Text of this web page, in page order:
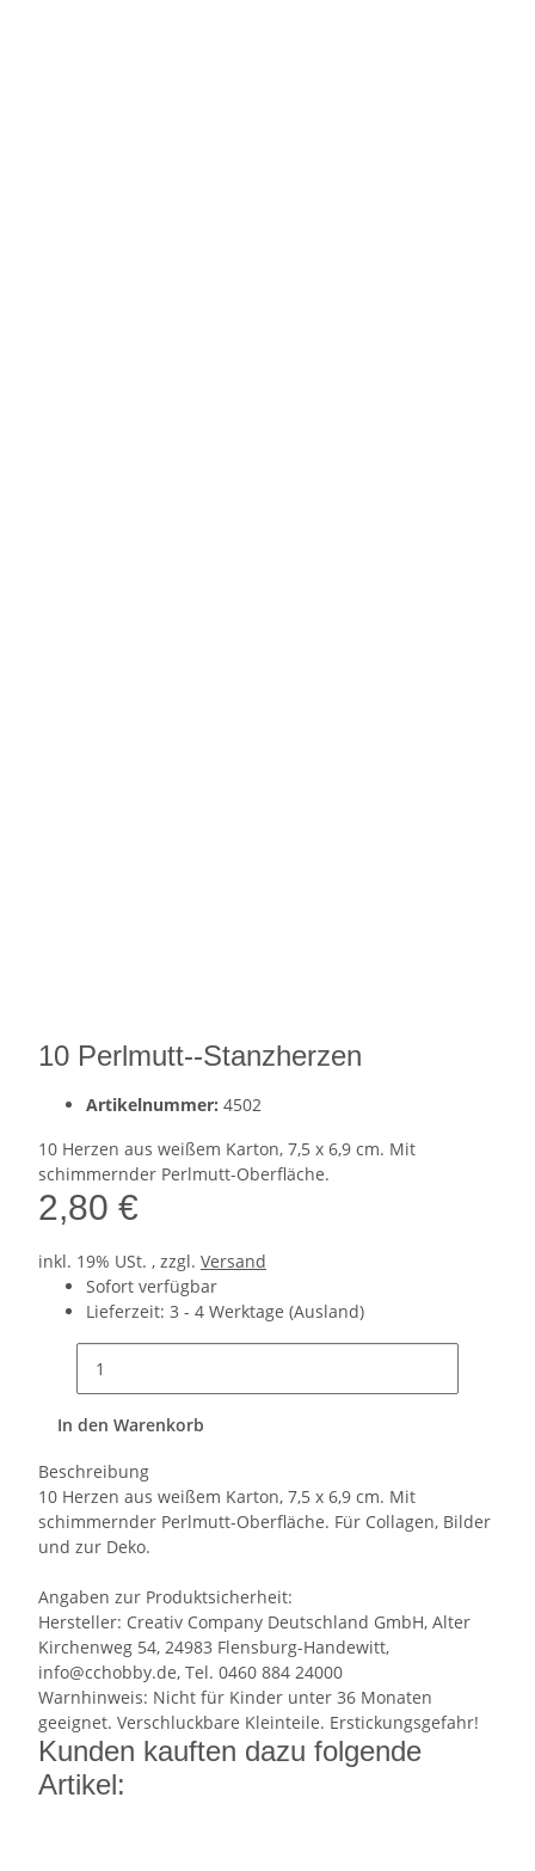
10 Perlmutt--Stanzherzen
Artikelnummer: 4502
10 Herzen aus weißem Karton, 7,5 x 6,9 cm. Mit
schimmernder Perlmutt-Oberfläche.
2,80 €
inkl. 19% USt. , zzgl. Versand
Sofort verfügbar
Lieferzeit: 3 - 4 Werktage (Ausland)
In den Warenkorb
Beschreibung
10 Herzen aus weißem Karton, 7,5 x 6,9 cm. Mit
schimmernder Perlmutt-Oberfläche. Für Collagen, Bilder
und zur Deko.
Angaben zur Produktsicherheit:
Hersteller: Creativ Company Deutschland GmbH, Alter
Kirchenweg 54, 24983 Flensburg-Handewitt,
info@cchobby.de, Tel. 0460 884 24000
Warnhinweis: Nicht für Kinder unter 36 Monaten
geeignet. Verschluckbare Kleinteile. Erstickungsgefahr!
Kunden kauften dazu folgende
Artikel: